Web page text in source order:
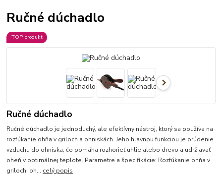
Ručné dúchadlo
TOP produkt
Ručné dúchadlo
Ručné dúchadlo je jednoduchý, ale efektívny nástroj, ktorý sa používa na
rozfúkanie ohňa v griloch a ohniskách. Jeho hlavnou funkciou je prúdenie
vzduchu do ohniska, čo pomáha rozhorieť uhlie alebo drevo a udržiavať
oheň v optimálnej teplote. Parametre a špecifikácie: Rozfúkanie ohňa v
griloch, oh... celý popis